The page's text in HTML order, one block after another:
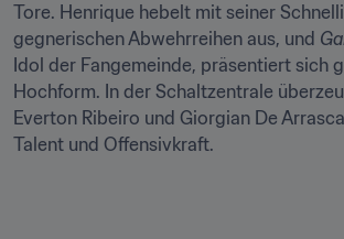
Tore. Henrique hebelt mit seiner
gegnerischen Abwehrreihen aus, und
Idol der Fangemeinde, präsentiert sich
Hochform. In der Schaltzentrale
Everton Ribeiro und Giorgian De
Talent und Offensivkraft.